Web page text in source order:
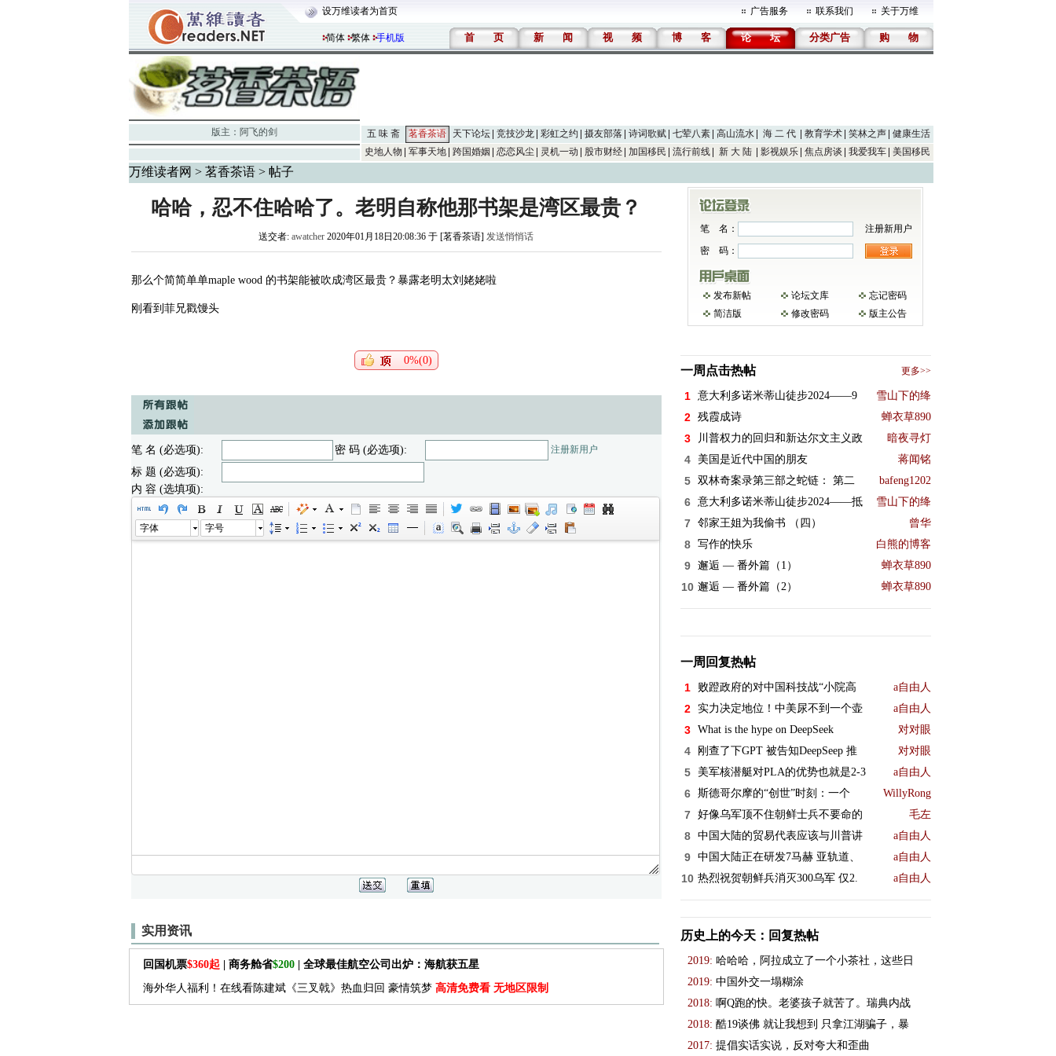
设万维读者为首页 广告服务 联系我们 关于万维
简体 繁体 手机版 首 页 新 闻 视 频 博 客 论 坛 分类广告 购 物
版主： 阿飞的剑 五 味 斋 茗香茶语 天下论坛 竞技沙龙 彩虹之约 摄友部落 诗词歌赋 七荤八素 高山流水 海 二 代 教育学术 笑林之声
健康生活
史地人物
军事天地 跨国婚姻 恋恋风尘 灵机一动 股市财经 加国移民 流行前线 新 大 陆 影视娱乐 焦点房谈 我爱我车 美国移民
万维读者网 > 茗香茶语> 帖子
哈哈，忍不住哈哈了。老明自称他那书架是湾区最贵？
送交者: awatcher 2020年01月18日20:08:36 于 [茗香茶语] 发送悄悄话
那么个简简单单maple wood 的书架能被吹成湾区最贵？暴露老明太刘姥姥啦
刚看到菲兄戳馒头
0%(0)
笔 名 (必选项): 密 码 (必选项): 注册新用户
标 题 (必选项):
内 容 (选填项):
字体 字号
实用资讯
回国机票$360起 | 商务舱省$200| 全球最佳航空公司出炉：海航获五星
海外华人福利！在线看陈建斌《三叉戟》热血归回 豪情筑梦 高清免费看 无地区限制
笔 名：
注册新用户
密 码：
发布新帖 论坛文库
忘记密码
简洁版
修改密码 版主公告
一周点击热帖 更多>>
1 意大利多诺米蒂山徒步2024——9 雪山下的绛
2 残霞成诗 蝉衣草890
3 川普权力的回归和新达尔文主义政 暗夜寻灯
4 美国是近代中国的朋友 蒋闻铭
5 双林奇案录第三部之蛇链： 第二 bafeng1202
6 意大利多诺米蒂山徒步2024——抵 雪山下的绛
7 邻家王姐为我偷书 （四） 曾华
8 写作的快乐 白熊的博客
9 邂逅 — 番外篇（1） 蝉衣草890
10 邂逅 — 番外篇（2） 蝉衣草890
一周回复热帖
1 败蹬政府的对中国科技战“小院高 a自由人
2 实力决定地位！中美尿不到一个壶 a自由人
3 What is the hype on DeepSeek 对对眼
4 刚查了下GPT 被告知DeepSeep 推 对对眼
5 美军核潜艇对PLA的优势也就是2-3 a自由人
6 斯德哥尔摩的“创世”时刻：一个 WillyRong
7 好像乌军顶不住朝鲜士兵不要命的 毛左
8 中国大陆的贸易代表应该与川普讲 a自由人
9 中国大陆正在研发7马赫 亚轨道、 a自由人
10 热烈祝贺朝鲜兵消灭300乌军 仅2. a自由人
历史上的今天：回复热帖
2019: 哈哈哈，阿拉成立了一个小茶社，这些日
2019: 中国外交一塌糊涂
2018: 啊Q跑的快。老婆孩子就苦了。瑞典内战
2018: 酷19谈佛 就让我想到 只拿江湖骗子，暴
2017: 提倡实话实说，反对夸大和歪曲